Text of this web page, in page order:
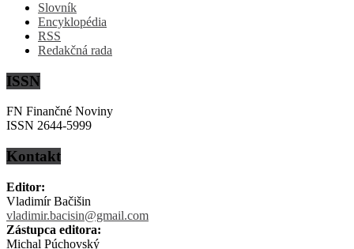
Slovník
Encyklopédia
RSS
Redakčná rada
ISSN
FN Finančné Noviny
ISSN 2644-5999
Kontakt
Editor:
Vladimír Bačišin
vladimir.bacisin@gmail.com
Zástupca editora:
Michal Púchovský